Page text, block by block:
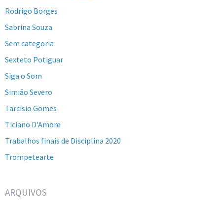
Rodrigo Borges
Sabrina Souza
Sem categoria
Sexteto Potiguar
Siga o Som
Simião Severo
Tarcisio Gomes
Ticiano D'Amore
Trabalhos finais de Disciplina 2020
Trompetearte
ARQUIVOS